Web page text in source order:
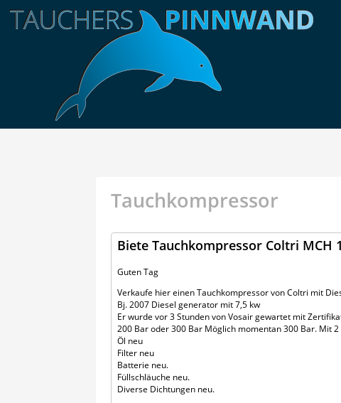
Tauchkompressor
Biete Tauchkompressor Coltri
Guten Tag
Verkaufe hier einen Tauchkompressor von Coltri mit
Bj. 2007 Diesel generator mit 7,5 kw
Er wurde vor 3 Stunden von Vosair gewartet mit
200 Bar oder 300 Bar Möglich momentan 300 Bar. Mit
Öl neu
Filter neu
Batterie neu.
Füllschläuche neu.
Diverse Dichtungen neu.